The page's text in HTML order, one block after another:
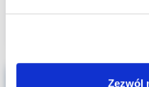
Zezwól
Opalescence GO -